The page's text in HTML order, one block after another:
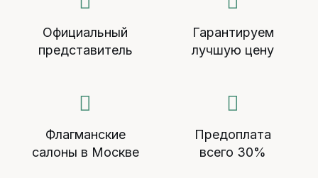
Официальный
представитель
Гарантируем
лучшую цену
Флагманские
салоны в Москве
Предоплата
всего 30%